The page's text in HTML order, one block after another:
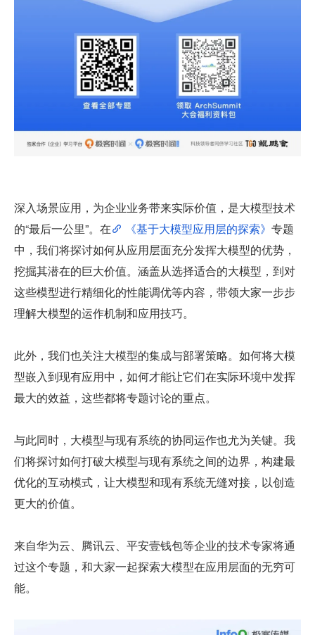
深入场景应用，为企业业务带来实际价值，是大模型技术
的“最后一公里”。在
《基于大模型应用层的探索》 专题
中，我们将探讨如何从应用层面充分发挥大模型的优势，
挖掘其潜在的巨大价值。涵盖从选择适合的大模型，到对
这些模型进行精细化的性能调优等内容，带领大家一步步
理解大模型的运作机制和应用技巧。
此外，我们也关注大模型的集成与部署策略。如何将大模
型嵌入到现有应用中，如何才能让它们在实际环境中发挥
最大的效益，这些都将专题讨论的重点。
与此同时，大模型与现有系统的协同运作也尤为关键。我
们将探讨如何打破大模型与现有系统之间的边界，构建最
优化的互动模式，让大模型和现有系统无缝对接，以创造
更大的价值。
来自华为云、腾讯云、平安壹钱包等企业的技术专家将通
过这个专题，和大家一起探索大模型在应用层面的无穷可
能。